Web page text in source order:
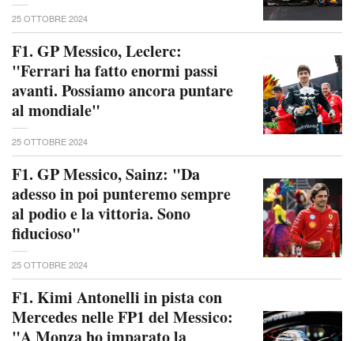
25 OTTOBRE 2024
F1. GP Messico, Leclerc:
"Ferrari ha fatto enormi passi
avanti. Possiamo ancora puntare
al mondiale"
25 OTTOBRE 2024
F1. GP Messico, Sainz: "Da
adesso in poi punteremo sempre
al podio e la vittoria. Sono
fiducioso"
25 OTTOBRE 2024
F1. Kimi Antonelli in pista con
Mercedes nelle FP1 del Messico: